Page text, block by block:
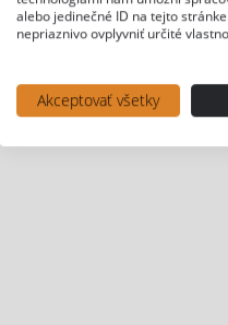
alebo jedinečné ID na tejto
nepriaznivo ovplyvniť určité
Akceptovať všetky